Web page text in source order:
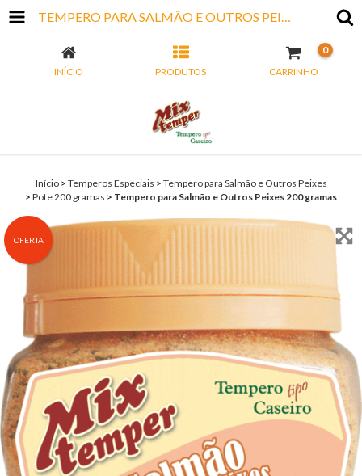
TEMPERO PARA SALMÃO E OUTROS PEIXES 200 GRAMAS
INÍCIO PRODUTOS CARRINHO
0
Início > Temperos Especiais > Tempero para Salmão e Outros Peixes
> Pote 200 gramas > Tempero para Salmão e Outros Peixes 200 gramas
OFERTA